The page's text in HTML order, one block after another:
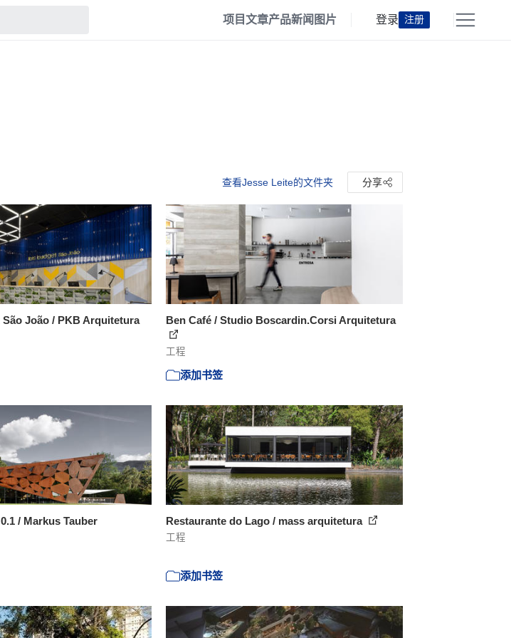
项目文章产品新闻 图片 登录 注册
查看Jesse Leite的文件夹 分享
João / PKB Arquitetura Ben Café / Studio Boscardin.Corsi Arquitetura
工程
添加书签
/ Markus Tauber
Restaurante do Lago / mass arquitetura
工程
添加书签